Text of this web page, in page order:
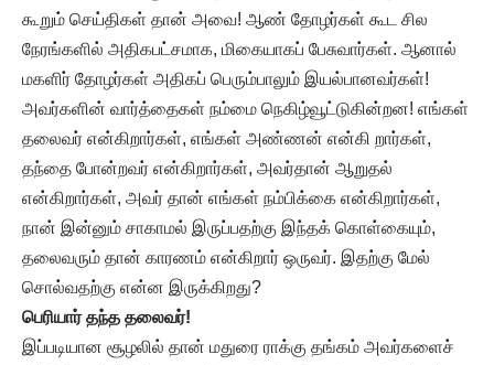
கூறும் செய்திகள் தான் அவை! ஆண் தோழர்கள் கூட சில
நேரங்களில் அதிகபட்சமாக, மிகையாகப் பேசுவார்கள். ஆனால்
மகளிர் தோழர்கள் அதிகப் பெரும்பாலும் இயல்பானவர்கள்!
அவர்களின் வார்த்தைகள் நம்மை நெகிழ்வூட்டுகின்றன! எங்கள்
தலைவர் என்கிறார்கள், எங்கள் அண்ணன் என்கி றார்கள்,
தந்தை போன்றவர் என்கிறார்கள், அவர்தான் ஆறுதல்
என்கிறார்கள், அவர் தான் எங்கள் நம்பிக்கை என்கிறார்கள்,
நான் இன்னும் சாகாமல் இருப்பதற்கு இந்தக் கொள்கையும்,
தலைவரும் தான் காரணம் என்கிறார் ஒருவர். இதற்கு மேல்
சொல்வதற்கு என்ன இருக்கிறது?
பெரியார் தந்த தலைவர்!
இப்படியான சூழலில் தான் மதுரை ராக்கு தங்கம் அவர்களைச்